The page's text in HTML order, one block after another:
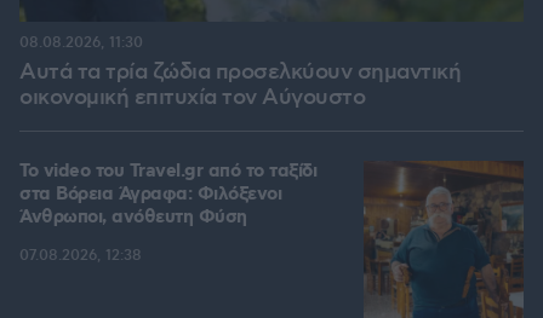
Αυτά τα τρία ζώδια προσελκύουν σημαντική
οικονομική επιτυχία τον Αύγουστο
08.08.2026, 11:30
To video του Travel.gr από το ταξίδι
στα Βόρεια Άγραφα: Φιλόξενοι
Άνθρωποι, ανόθευτη Φύση
07.08.2026, 12:38